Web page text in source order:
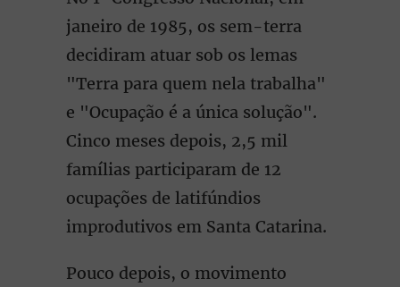
janeiro de 1985, os sem-terra
decidiram atuar sob os lemas
"Terra para quem nela trabalha"
e "Ocupação é a única solução".
Cinco meses depois, 2,5 mil
famílias participaram de 12
ocupações de latifúndios
improdutivos em Santa Catarina.
Pouco depois, o movimento